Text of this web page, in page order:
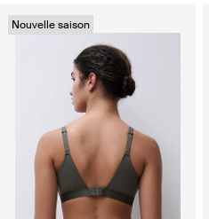
Nouvelle saison